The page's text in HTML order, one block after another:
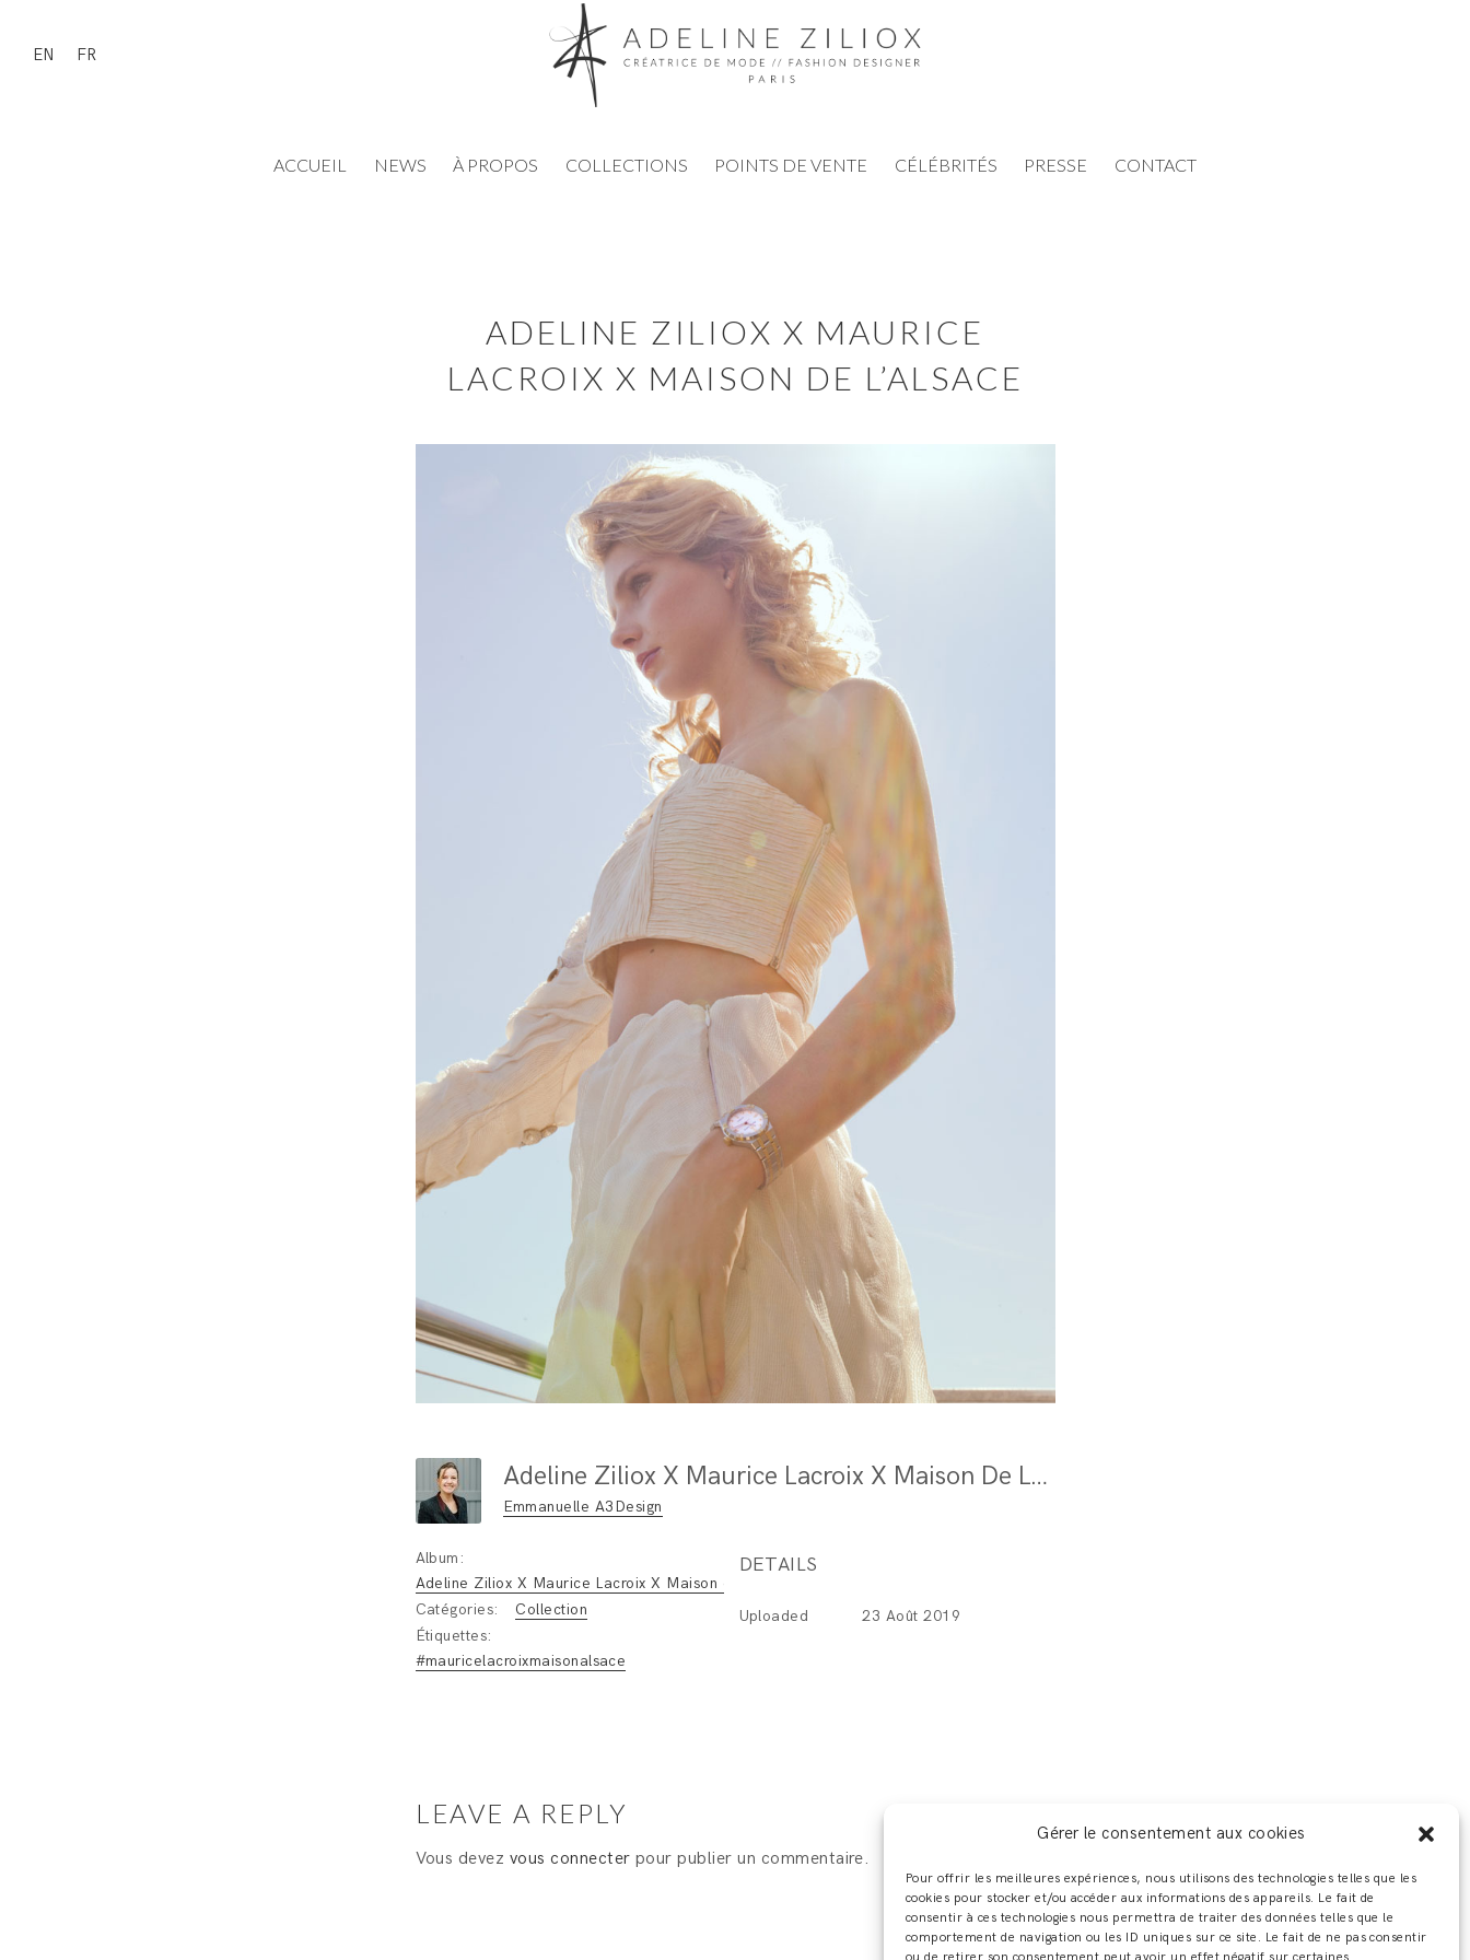
Gérer le consentement aux cookies
Pour offrir les meilleures expériences, nous utilisons des technologies telles que les
cookies pour stocker et/ou accéder aux informations des appareils. Le fait de
consentir à ces technologies nous permettra de traiter des données telles que le
comportement de navigation ou les ID uniques sur ce site. Le fait de ne pas consentir
FR
EN
ACCUEIL NEWS À PROPOS COLLECTIONS POINTS DE VENTE CÉLÉBRITÉS PRESSE CONTACT
ADELINE ZILIOX X MAURICE
LACROIX X MAISON DE L’ALSACE
Adeline Ziliox X Maurice Lacroix X Maison De L'alsace
Emmanuelle A3Design
Album:
Adeline Ziliox X Maurice Lacroix X Maison de l'alsace
Catégories:
Collection
Étiquettes:
#mauricelacroixmaisonalsace
DETAILS
Uploaded 23 Août 2019
LEAVE A REPLY
Vous devez vous connecter pour publier un commentaire.